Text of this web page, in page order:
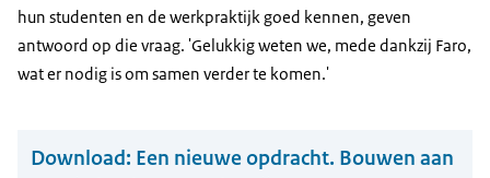
hun studenten en de werkpraktijk goed kennen, geven
antwoord op die vraag. 'Gelukkig weten we, mede dankzij Faro,
wat er nodig is om samen verder te komen.'
Download: Een nieuwe opdracht. Bouwen aan